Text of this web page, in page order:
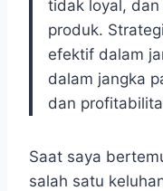
tidak loyal,
produk.
efektif dalam
dalam jangka
dan
Saat saya
salah satu